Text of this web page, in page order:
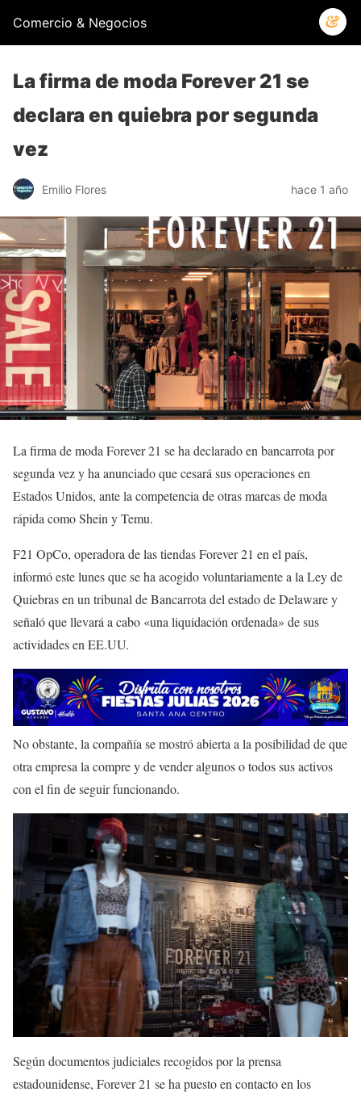
Comercio & Negocios
La firma de moda Forever 21 se
declara en quiebra por segunda
vez
Emilio Flores hace 1 año
La firma de moda Forever 21 se ha declarado en bancarrota por
segunda vez y ha anunciado que cesará sus operaciones en
Estados Unidos, ante la competencia de otras marcas de moda
rápida como Shein y Temu.
F21 OpCo, operadora de las tiendas Forever 21 en el país,
informó este lunes que se ha acogido voluntariamente a la Ley de
Quiebras en un tribunal de Bancarrota del estado de Delaware y
señaló que llevará a cabo «una liquidación ordenada» de sus
actividades en EE.UU.
No obstante, la compañía se mostró abierta a la posibilidad de que
otra empresa la compre y de vender algunos o todos sus activos
con el fin de seguir funcionando.
Según documentos judiciales recogidos por la prensa
estadounidense, Forever 21 se ha puesto en contacto en los